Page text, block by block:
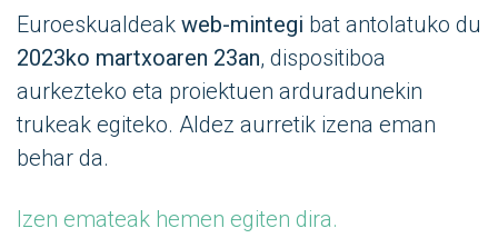
Euroeskualdeak web-mintegi bat antolatuko du
2023ko martxoaren 23an, dispositiboa
aurkezteko eta proiektuen arduradunekin
trukeak egiteko. Aldez aurretik izena eman
behar da.
Izen emateak hemen egiten dira.